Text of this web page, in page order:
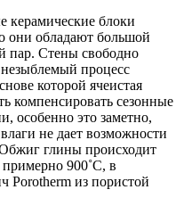
керамические блоки
они обладают большой
пар. Стены свободно
процесс
которой ячеистая
компенсировать сезонные
особенно это заметно,
не дает возможности
глины происходит
900˚C, в
Porotherm из пористой